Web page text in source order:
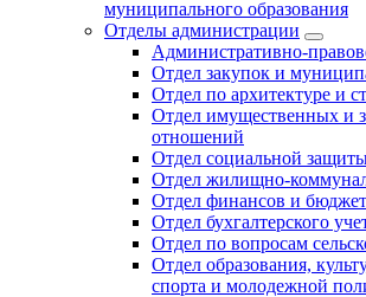
муниципального образования
Отделы администрации
Административно-
Отдел закупок и
Отдел по архитектуре и
Отдел имущественных и
отношений
Отдел социальной
Отдел жилищно-
Отдел финансов и
Отдел бухгалтерского
Отдел по вопросам
Отдел образования,
спорта и молодежной